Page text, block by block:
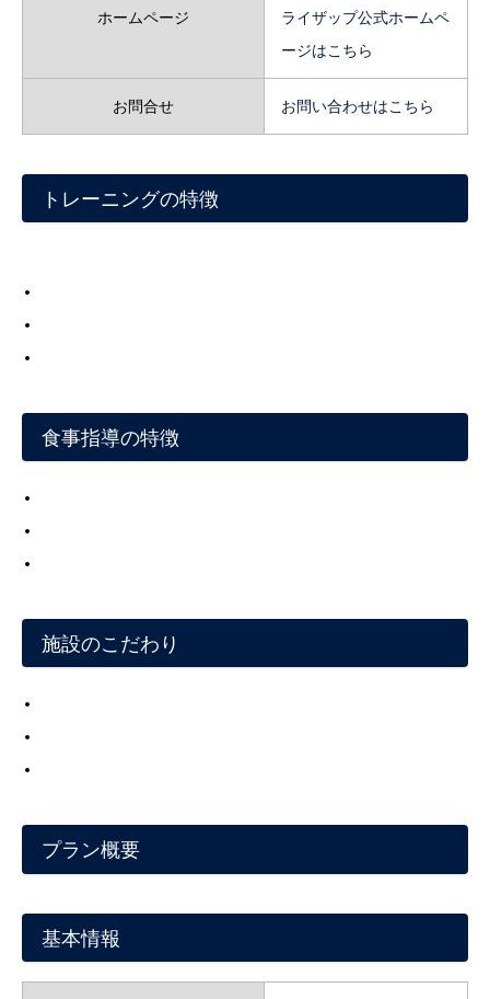
ホームページ
ライザップ公式ホームペ
ージはこちら
お問合せ お問い合わせはこちら
トレーニングの特徴
食事指導の特徴
施設のこだわり
プラン概要
基本情報